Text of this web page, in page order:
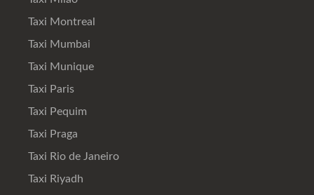
Taxi Montreal
Taxi Mumbai
Taxi Munique
Taxi Paris
Taxi Pequim
Taxi Praga
Taxi Rio de Janeiro
Taxi Riyadh